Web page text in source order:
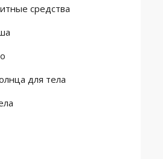
средства
для тела